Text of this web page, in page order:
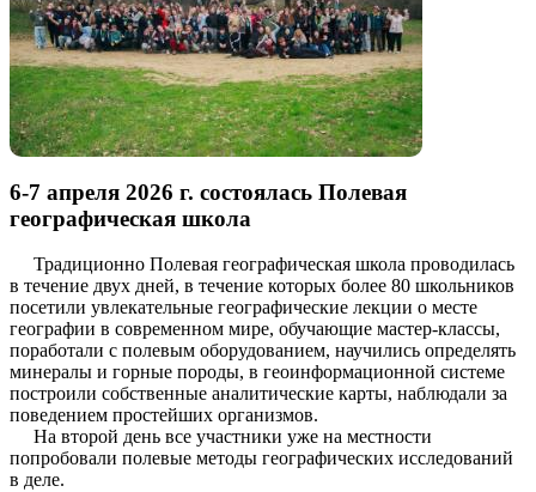
6-7 апреля 2026 г. состоялась Полевая
географическая школа
Традиционно Полевая географическая школа проводилась
в течение двух дней, в течение которых более 80 школьников
посетили увлекательные географические лекции о месте
географии в современном мире, обучающие мастер-классы,
поработали с полевым оборудованием, научились определять
минералы и горные породы, в геоинформационной системе
построили собственные аналитические карты, наблюдали за
поведением простейших организмов.
На второй день все участники уже на местности
попробовали полевые методы географических исследований
в деле.